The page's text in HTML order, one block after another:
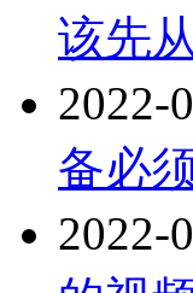
该先
2022-
备必
2022-